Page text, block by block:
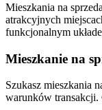
Mieszkania na
atrakcyjnych
funkcjonalnym
Mieszkanie na
Szukasz mieszkania
warunków transakcji.